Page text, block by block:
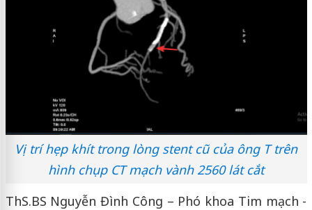
Vị trí hẹp khít trong lòng stent cũ của ông T trên
hình chụp CT mạch vành 2560 lát cắt
ThS.BS Nguyễn Đình Công – Phó khoa Tim mạch -